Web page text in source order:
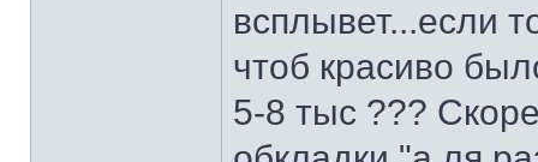
всплывет...если
чтоб красиво
5-8 тыс ???